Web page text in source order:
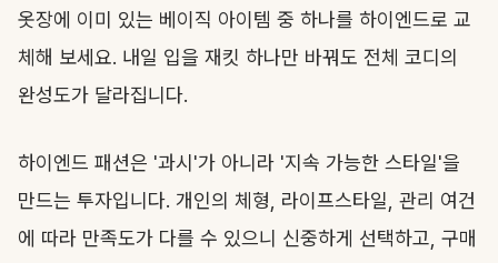
옷장에 이미 있는 베이직 아이템 중 하나를 하이엔드로 교
체해 보세요. 내일 입을 재킷 하나만 바꿔도 전체 코디의
완성도가 달라집니다.
하이엔드 패션은 '과시'가 아니라 '지속 가능한 스타일'을
만드는 투자입니다. 개인의 체형, 라이프스타일, 관리 여건
에 따라 만족도가 다를 수 있으니 신중하게 선택하고, 구매